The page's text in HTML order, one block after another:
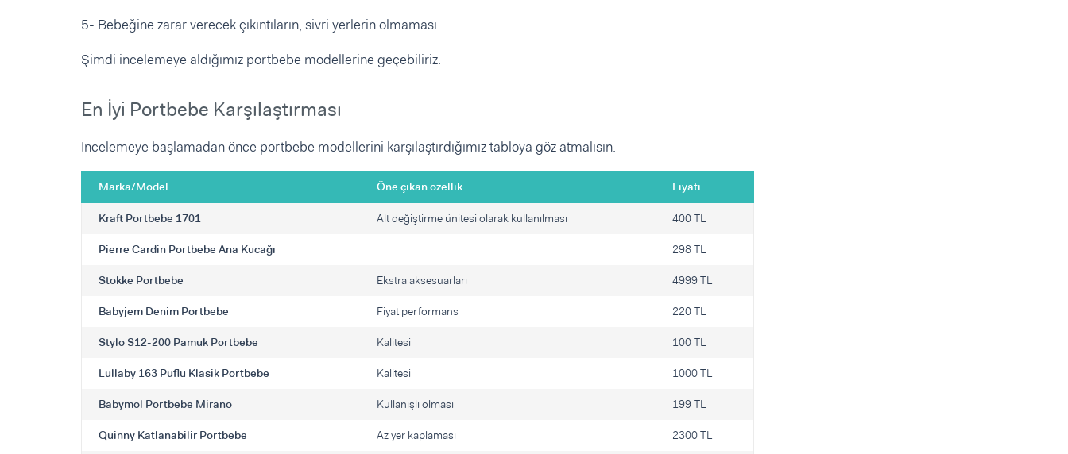
5- Bebeğine zarar verecek çıkıntıların, sivri yerlerin olmaması.
Şimdi incelemeye aldığımız portbebe modellerine geçebiliriz.
En İyi Portbebe Karşılaştırması
İncelemeye başlamadan önce portbebe modellerini karşılaştırdığımız tabloya göz atmalısın.
Marka/Model Öne çıkan özellik Fiyatı
Kraft Portbebe 1701 Alt değiştirme ünitesi olarak kullanılması 400 TL
Pierre Cardin Portbebe Ana Kucağı 298 TL
Stokke Portbebe Ekstra aksesuarları 4999 TL
Babyjem Denim Portbebe Fiyat performans 220 TL
Stylo S12-200 Pamuk Portbebe Kalitesi 100 TL
Lullaby 163 Puflu Klasik Portbebe Kalitesi 1000 TL
Babymol Portbebe Mirano Kullanışlı olması 199 TL
Quinny Katlanabilir Portbebe Az yer kaplaması 2300 TL